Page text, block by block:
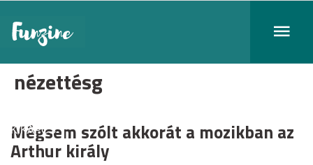
nézettésg
KIKAPCS
Mégsem szólt akkorát a mozikban az
Arthur király